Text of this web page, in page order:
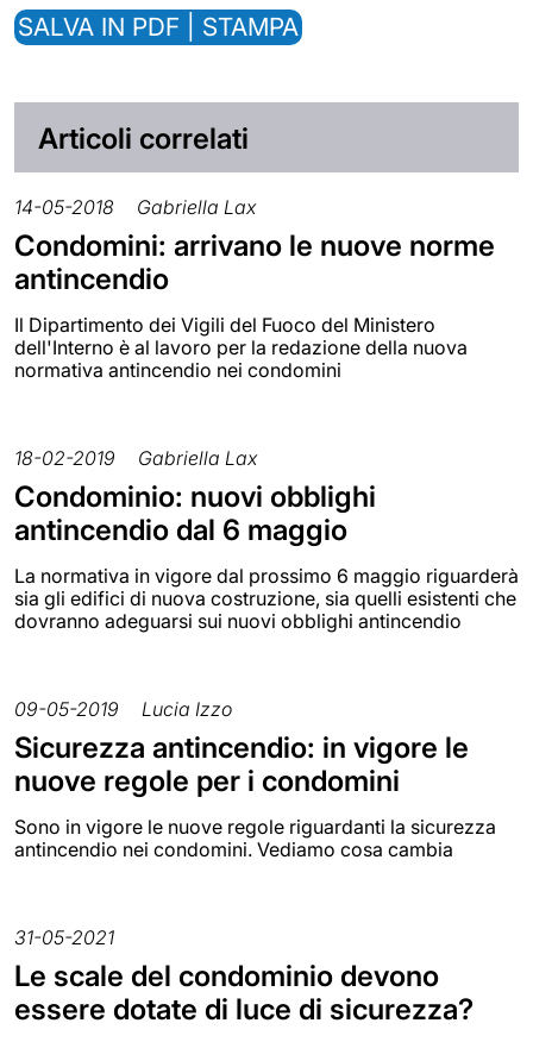
SALVA IN PDF | STAMPA
Articoli correlati
14-05-2018 Gabriella Lax
Condomini: arrivano le nuove norme
antincendio
Il Dipartimento dei Vigili del Fuoco del Ministero
dell'Interno è al lavoro per la redazione della nuova
normativa antincendio nei condomini
18-02-2019 Gabriella Lax
Condominio: nuovi obblighi
antincendio dal 6 maggio
La normativa in vigore dal prossimo 6 maggio riguarderà
sia gli edifici di nuova costruzione, sia quelli esistenti che
dovranno adeguarsi sui nuovi obblighi antincendio
09-05-2019 Lucia Izzo
Sicurezza antincendio: in vigore le
nuove regole per i condomini
Sono in vigore le nuove regole riguardanti la sicurezza
antincendio nei condomini. Vediamo cosa cambia
31-05-2021
Le scale del condominio devono
essere dotate di luce di sicurezza?